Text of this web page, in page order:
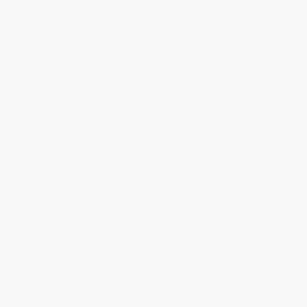
Öffnungszeiten und Informationen zu
erfolgt sind.
Raum werden aufgegriffen.